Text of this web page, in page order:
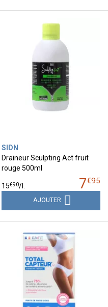
SIDN
Draineur Sculpting Act fruit
rouge 500ml
7€95
15€90/l.
AJOUTER